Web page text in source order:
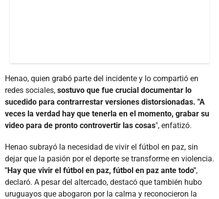
Henao, quien grabó parte del incidente y lo compartió en
redes sociales, sostuvo que fue crucial documentar lo
sucedido para contrarrestar versiones distorsionadas. "A
veces la verdad hay que tenerla en el momento, grabar su
video para de pronto controvertir las cosas", enfatizó.
Henao subrayó la necesidad de vivir el fútbol en paz, sin
dejar que la pasión por el deporte se transforme en violencia.
"Hay que vivir el fútbol en paz, fútbol en paz ante todo",
declaró. A pesar del altercado, destacó que también hubo
uruguayos que abogaron por la calma y reconocieron la